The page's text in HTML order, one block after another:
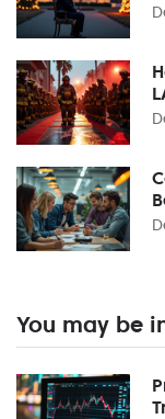
You may be